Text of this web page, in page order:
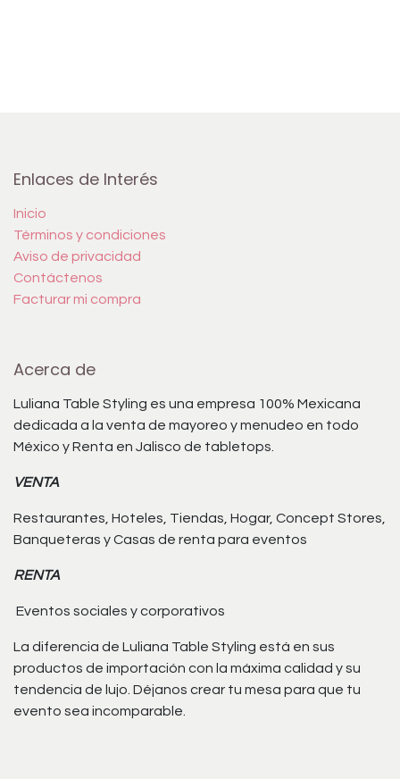
Enlaces de Interés
Inicio
Términos y condiciones
Aviso de privacidad
Contáctenos
Facturar mi compra
Acerca de
Luliana Table Styling es una empresa 100% Mexicana
dedicada a la venta de mayoreo y menudeo en todo
México y Renta en Jalisco de tabletops.
VENTA
Restaurantes, Hoteles, Tiendas, Hogar, Concept Stores,
Banqueteras y Casas de renta para eventos
RENTA
Eventos sociales y corporativos
La diferencia de Luliana Table Styling está en sus
productos de importación con la máxima calidad y su
tendencia de lujo. Déjanos crear tu mesa para que tu
evento sea incomparable.